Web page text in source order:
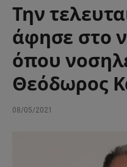
Την
άφησε στο
όπου
Θεόδωρος
08/05/2021